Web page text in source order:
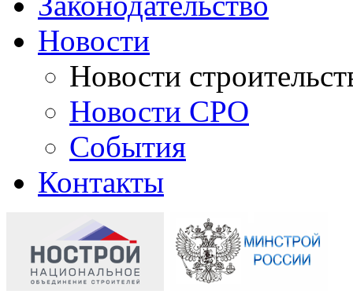
Новости
Новости
Новости СРО
События
Контакты